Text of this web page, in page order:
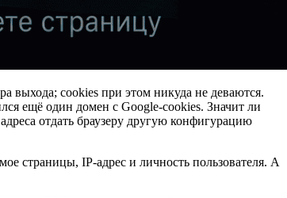
выхода; cookies при этом никуда не деваются.
ещё один домен с Google-cookies. Значит ли
отдать браузеру другую конфигурацию
страницы, IP-адрес и личность пользователя. А